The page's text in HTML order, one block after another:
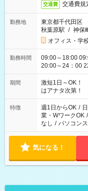
交通費 交通費規
勤務地
東京都千代田区
秋葉原駅 / 神保
オフィス・学
勤務時間
09:00～18:00
20:00～24：00 22
シフトもござい
期間
激短1日～OK！
はアナタ次第！
特徴 週1日からOK /
業・WワークOK /
なし / パソコン
気になる！